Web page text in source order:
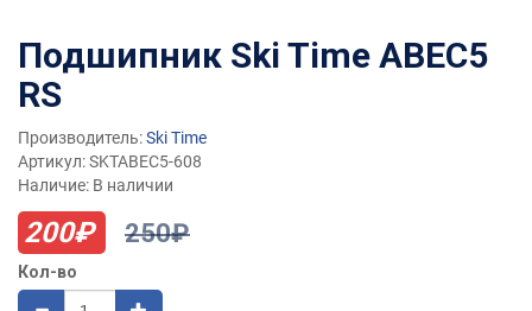
Подшипник Ski Time ABEC5
RS
Производитель:Ski Time
Артикул: SKTABEC5-608
Наличие: В наличии
200₽ 250₽
Кол-во